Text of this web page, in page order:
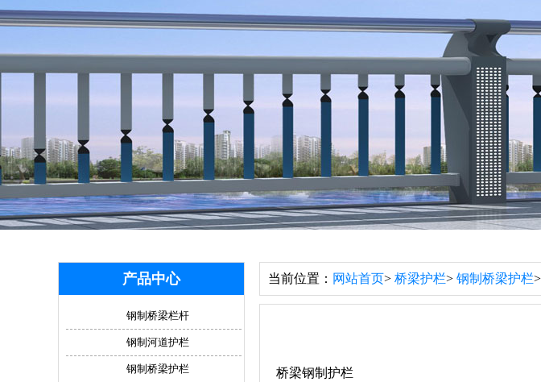
当前位置： 网站首页> 桥梁护栏> 钢制桥梁护栏>
桥梁钢制护栏
产品中心
钢制桥梁栏杆
钢制河道护栏
钢制桥梁护栏